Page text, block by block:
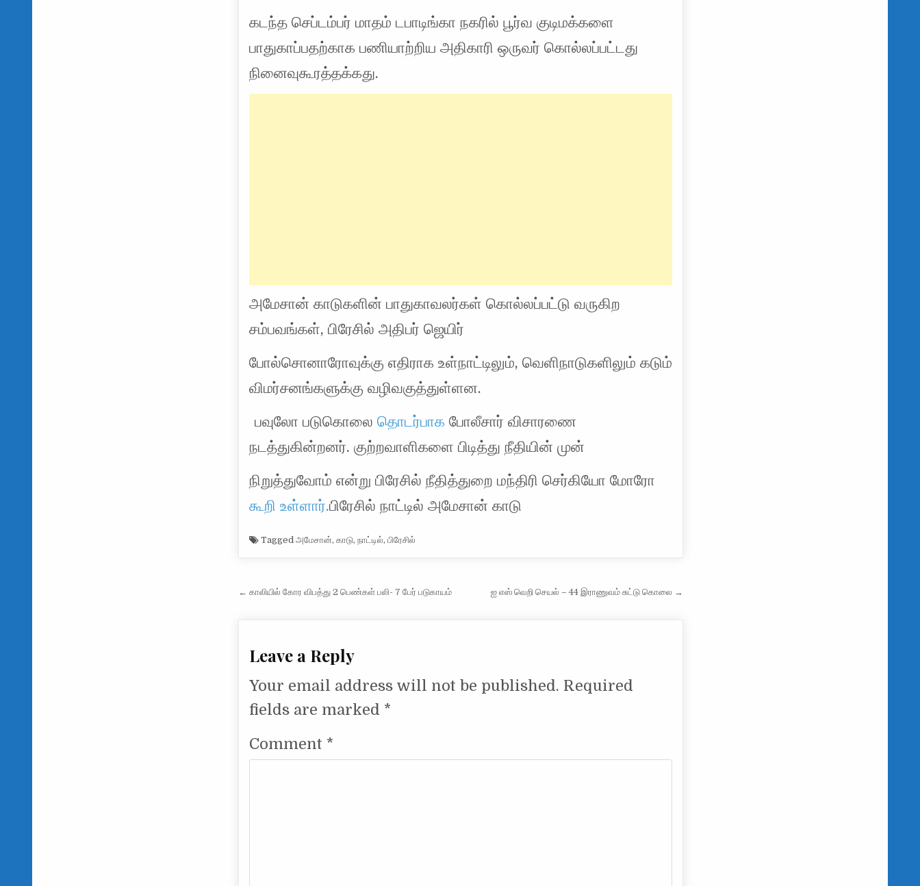
கடந்த செப்டம்பர் மாதம் டபாடிங்கா நகரில் பூர்வ குடிமக்களை
பாதுகாப்பதற்காக பணியாற்றிய அதிகாரி ஒருவர் கொல்லப்பட்டது
நினைவுகூரத்தக்கது.
அமேசான் காடுகளின் பாதுகாவலர்கள் கொல்லப்பட்டு வருகிற
சம்பவங்கள், பிரேசில் அதிபர் ஜெயிர்
போல்சொனாரோவுக்கு எதிராக உள்நாட்டிலும், வெளிநாடுகளிலும் கடும்
விமர்சனங்களுக்கு வழிவகுத்துள்ளன.
பவுலோ படுகொலைதொடர்பாகபோலீசார் விசாரணை
நடத்துகின்றனர். குற்றவாளிகளை பிடித்து நீதியின் முன்
நிறுத்துவோம் என்று பிரேசில் நீதித்துறை மந்திரி செர்கியோ மோரோ
கூறி உள்ளார்.பிரேசில் நாட்டில் அமேசான் காடு
Taggedஅமேசான்,காடு,நாட்டில்,பிரேசில்
Post navigation
← காலியில் கோர விபத்து 2 பெண்கள் பலி- 7 பேர் படுகாயம் ஐ எஸ் வெறி செயல் – 44 இராணுவம் சுட்டு கொலை →
Leave a Reply
Your email address will not be published. Required
fields are marked *
Comment *